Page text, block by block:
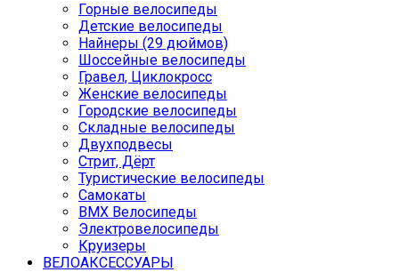
Горные велосипеды
Детские велосипеды
Найнеры (29 дюймов)
Шоссейные велосипеды
Гравел, Циклокросс
Женские велосипеды
Городcкие велосипеды
Складные велосипеды
Двухподвесы
Стрит, Дёрт
Туристические велосипеды
Самокаты
BMX Велосипеды
Электровелосипеды
Круизеры
ВЕЛОАКСЕССУАРЫ